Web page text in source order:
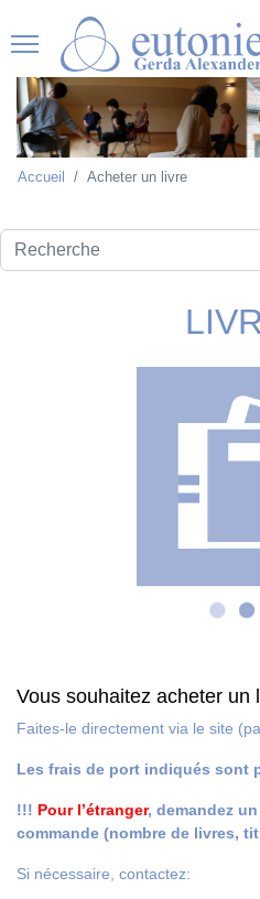
Accueil Acheter un livre
Recherche
Vous souhaitez acheter un
Faites-le directement via le site
Les frais de port indiqués sont
!!! Pour l’étranger, demandez
commande (nombre de livres,
Si nécessaire, contactez: